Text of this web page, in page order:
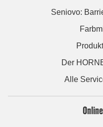
Seniovo:
Der
Alle